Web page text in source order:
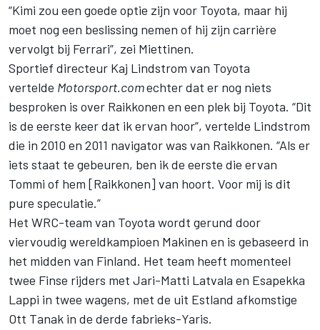
“Kimi zou een goede optie zijn voor Toyota, maar hij
moet nog een beslissing nemen of hij zijn carrière
vervolgt bij Ferrari”, zei Miettinen.
Sportief directeur Kaj Lindstrom van Toyota
vertelde Motorsport.comechter dat er nog niets
besproken is over Raikkonen en een plek bij Toyota. “Dit
is de eerste keer dat ik ervan hoor”, vertelde Lindstrom
die in 2010 en 2011 navigator was van Raikkonen. “Als er
iets staat te gebeuren, ben ik de eerste die ervan
Tommi of hem [Raikkonen] van hoort. Voor mij is dit
pure speculatie.”
Het WRC-team van Toyota wordt gerund door
viervoudig wereldkampioen Makinen en is gebaseerd in
het midden van Finland. Het team heeft momenteel
twee Finse rijders met Jari-Matti Latvala en Esapekka
Lappi in twee wagens, met de uit Estland afkomstige
Ott Tanak in de derde fabrieks-Yaris.